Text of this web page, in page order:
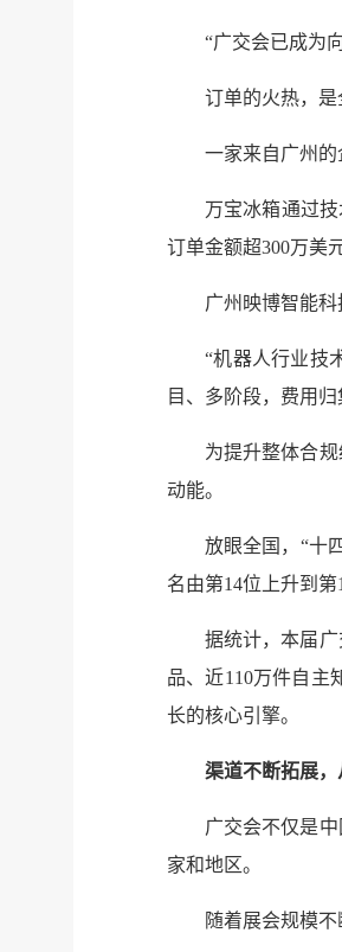
“广交会已成为
订单的火热，是
一家来自广州
万宝冰箱通过
订单金额超300万美元
广州映博智能
“机器人行业技
目、多阶段，费用
为提升整体合
动能。
放眼全国，“十
名由第14位上升到第
据统计，本届
品、近110万件自主
长的核心引擎。
渠道不断拓展，
广交会不仅是
家和地区。
随着展会规模